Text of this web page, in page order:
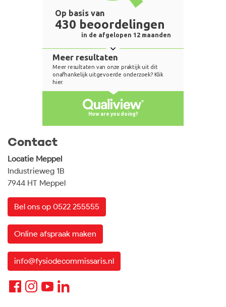
Contact
Locatie Meppel
Industrieweg 1B
7944 HT Meppel
Bel ons op 0522 255555
Online afspraak maken
info@fysiodecommissaris.nl